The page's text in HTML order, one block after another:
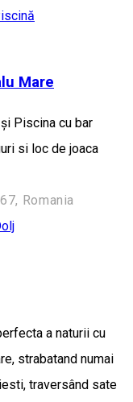
Mare
Piscina cu bar
si loc de joaca
Romania
a naturii cu
strabatand numai
traversând sate